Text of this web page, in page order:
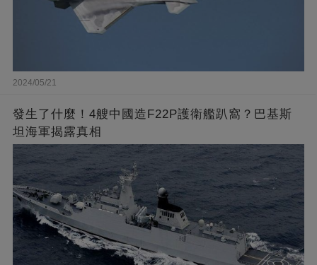
2024/05/21
發生了什麼！4艘中國造F22P護衛艦趴窩？巴基斯
坦海軍揭露真相